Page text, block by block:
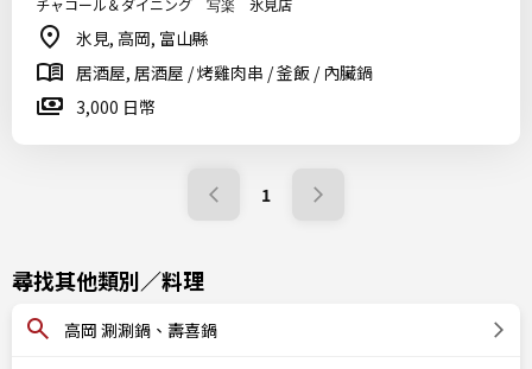
チャコール＆ダイニング 写楽 氷見店
氷見, 高岡, 富山縣
居酒屋, 居酒屋 / 烤雞肉串 / 釜飯 / 內臟鍋
3,000 日幣
1
尋找其他類別／料理
高岡 涮涮鍋、壽喜鍋